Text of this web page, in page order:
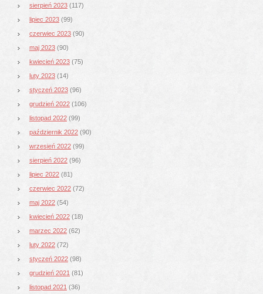
sierpień 2023 (117)
lipiec 2023 (99)
czerwiec 2023 (90)
maj 2023 (90)
kwiecień 2023 (75)
luty 2023 (14)
styczeń 2023 (96)
grudzień 2022 (106)
listopad 2022 (99)
październik 2022 (90)
wrzesień 2022 (99)
sierpień 2022 (96)
lipiec 2022 (81)
czerwiec 2022 (72)
maj 2022 (54)
kwiecień 2022 (18)
marzec 2022 (62)
luty 2022 (72)
styczeń 2022 (98)
grudzień 2021 (81)
listopad 2021 (36)